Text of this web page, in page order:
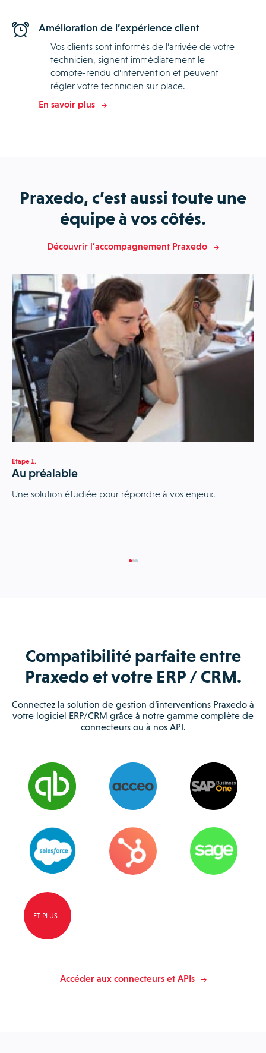
Amélioration de l’expérience client
Vos clients sont informés de l’arrivée de votre
technicien, signent immédiatement le
compte-rendu d’intervention et peuvent
régler votre technicien sur place.
En savoir plus
Praxedo, c’est aussi toute une
équipe à vos côtés.
Découvrir l’accompagnement Praxedo
Étape 1.
Au préalable
Une solution étudiée pour répondre à vos enjeux.
Compatibilité parfaite entre
Praxedo et votre ERP / CRM.
Connectez la solution de gestion d’interventions Praxedo à
votre logiciel ERP/CRM grâce à notre gamme complète de
connecteurs ou à nos API.
ET PLUS…
Accéder aux connecteurs et APIs